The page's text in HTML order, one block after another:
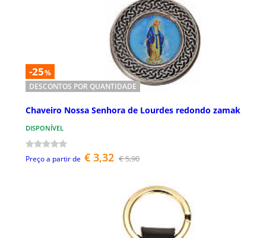
-25%
DESCONTOS POR QUANTIDADE
Chaveiro Nossa Senhora de Lourdes redondo zamak
DISPONÍVEL
Preço a partir de € 3,32 € 5,90